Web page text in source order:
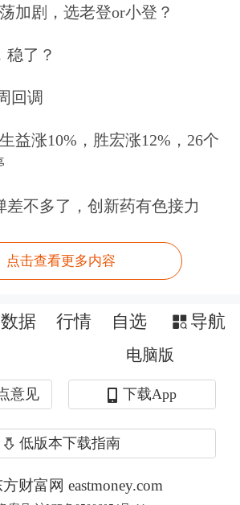
结清的长沙住房公积金管
贷款，缴存人家庭的直系
女)可以申请添加为共同
大疾病提取住房公积金病
人家庭及其父母，子女患
提取住房公积金的，病种
种。
加剧，选老登or小登？
稳了？
回调
益涨10%，胜宏涨12%，26个
差不多了，创新药有色接力
点击查看更多内容
数据 行情 自选 导航
电脑版
意见 下载App
低版本下载指南
财富网 eastmoney.com